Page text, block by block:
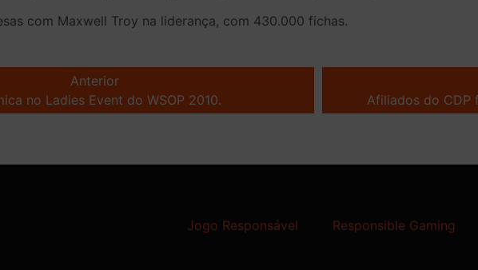
com Maxwell Troy na liderança, com 430.000 fichas.
Anterior
no Ladies Event do WSOP 2010.
Afiliados do CDP
Jogo Responsável Responsible Gaming